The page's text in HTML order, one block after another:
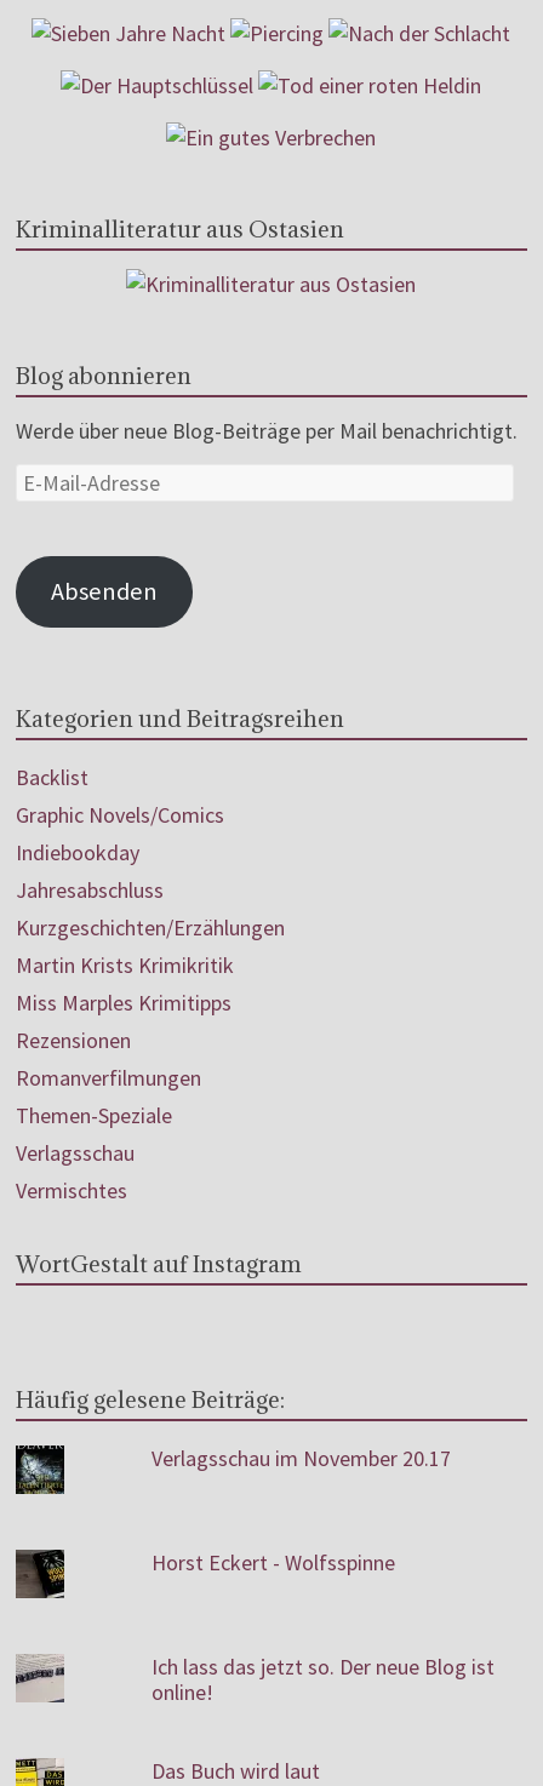
Kriminalliteratur aus Ostasien
Blog abonnieren
Werde über neue Blog-Beiträge per Mail benachrichtigt.
Absenden
Kategorien und Beitragsreihen
Backlist
Graphic Novels/Comics
Indiebookday
Jahresabschluss
Kurzgeschichten/Erzählungen
Martin Krists Krimikritik
Miss Marples Krimitipps
Rezensionen
Romanverfilmungen
Themen-Speziale
Verlagsschau
Vermischtes
WortGestalt auf Instagram
Häufig gelesene Beiträge:
Verlagsschau im November 20.17
Horst Eckert - Wolfsspinne
Ich lass das jetzt so. Der neue Blog ist
online!
Das Buch wird laut